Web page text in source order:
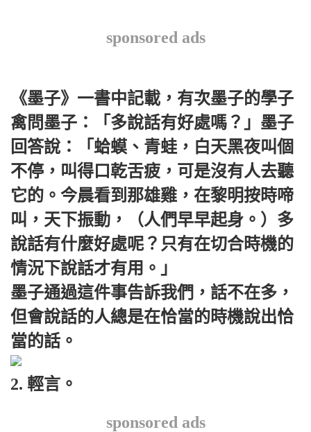
sponsored ads
《墨子》一書中記載，有次墨子的學子
禽問墨子：「多說話有好處嗎？」墨子
回答說：「蛤蟆、青蛙，白天黑夜叫個
不停，叫得口乾舌疲，可是沒有人去聽
它的。今晨看到那雄雞，在黎明按時啼
叫，天下振動，（人們早早起身。）多
說話有什麼好處呢？只有在切合時機的
情況下說話才有用。」
墨子通過這件事告訴我們，話不在多，
但會說話的人總是在恰當的時機說出恰
當的話。
2. 輕言。
sponsored ads